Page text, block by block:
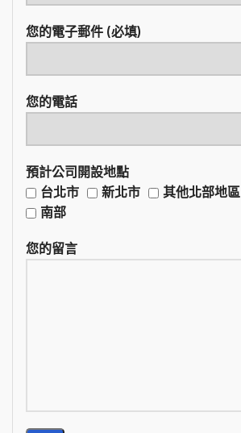
您的電子郵件 (必填)
您的電話
預計公司開設地點
台北市
新北市 其他北部地區
南部
您的留言